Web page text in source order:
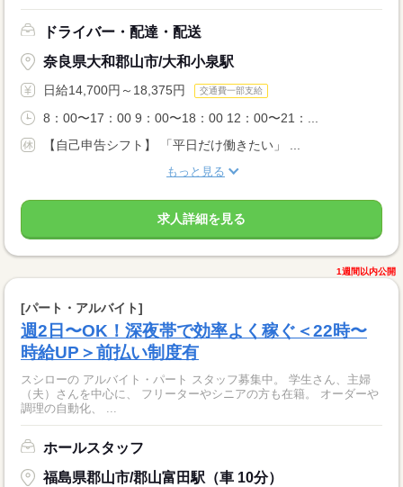
ドライバー・配達・配送
奈良県大和郡山市/大和小泉駅
日給14,700円～18,375円 交通費一部支給
8：00〜17：00 9：00〜18：00 12：00〜21：...
【自己申告シフト】 「平日だけ働きたい」 ...
もっと見る
求人詳細を見る
1週間以内公開
[パート・アルバイト]
週2日〜OK！深夜帯で効率よく稼ぐ＜22時〜
時給UP＞前払い制度有
スシローの アルバイト・パート スタッフ募集中。 学生さん、主婦
（夫）さんを中心に、 フリーターやシニアの方も在籍。 オーダーや
調理の自動化、 ...
ホールスタッフ
福島県郡山市/郡山富田駅（車 10分）